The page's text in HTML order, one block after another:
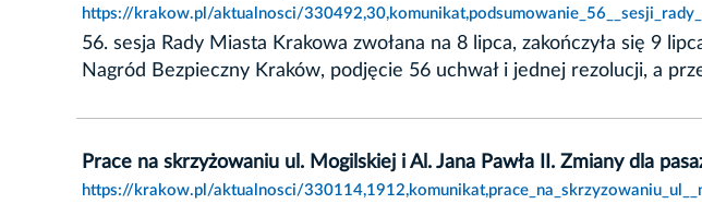
https://krakow.pl/aktualnosci/
56. sesja Rady Miasta Krakowa zwołana na 8 lipca, zakończyła się 9
Nagród Bezpieczny Kraków, podjęcie 56 uchwał i jednej rezolucji, a
Prace na skrzyżowaniu ul. Mogilskiej i Al. Jana Pawła II. Zmiany dla
https://krakow.pl/aktualnosci/